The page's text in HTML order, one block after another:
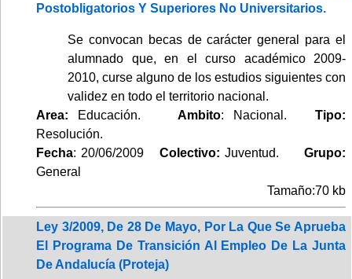
Postobligatorios Y Superiores No Universitarios.
Se convocan becas de carácter general para el
alumnado que, en el curso académico 2009-
2010, curse alguno de los estudios siguientes con
validez en todo el territorio nacional.
Area: Educación.Ambito: Nacional.Tipo:
Resolución.
Fecha: 20/06/2009 Colectivo:Juventud.
Grupo:
General
Tamaño:70 kb
Ley 3/2009, De 28 De Mayo, Por La Que Se Aprueba
El Programa De Transición Al Empleo De La Junta
De Andalucía (Proteja)